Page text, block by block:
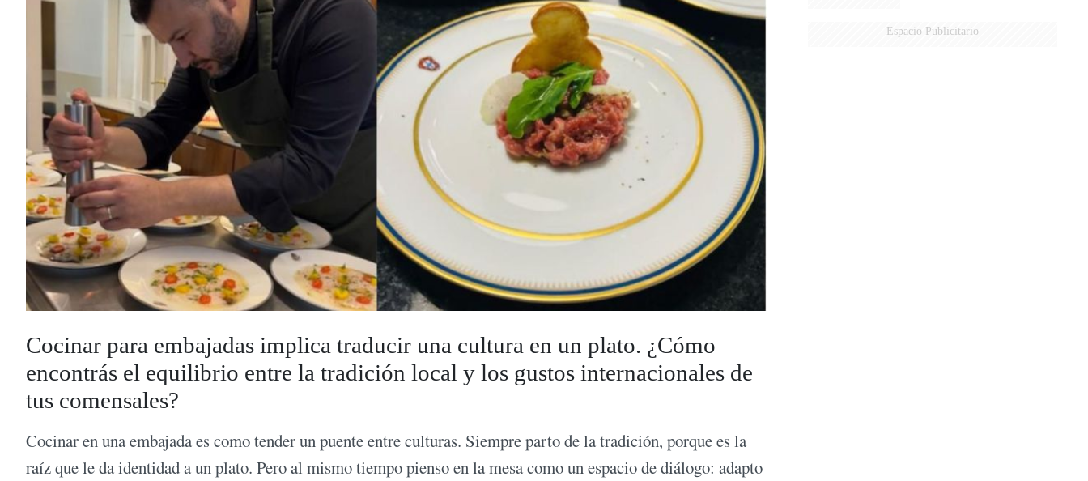
Cocinar para embajadas implica traducir una cultura en un plato. ¿Cómo
encontrás el equilibrio entre la tradición local y los gustos internacionales de
tus comensales?
Cocinar en una embajada es como tender un puente entre culturas. Siempre parto de la tradición, porque es la
raíz que le da identidad a un plato. Pero al mismo tiempo pienso en la mesa como un espacio de diálogo: adapto
Espacio Publicitario